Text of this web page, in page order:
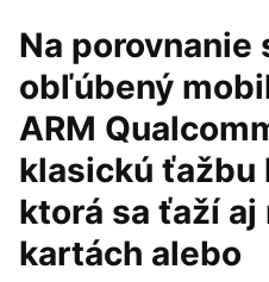
Na porovnanie
obľúbený
ARM
klasickú ťažbu
ktorá sa ťaží
kartách alebo